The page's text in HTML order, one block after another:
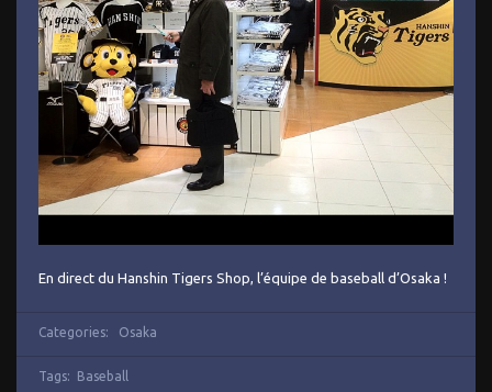
En direct du Hanshin Tigers Shop, l’équipe de baseball d’Osaka !
Categories: Osaka
Tags: Baseball